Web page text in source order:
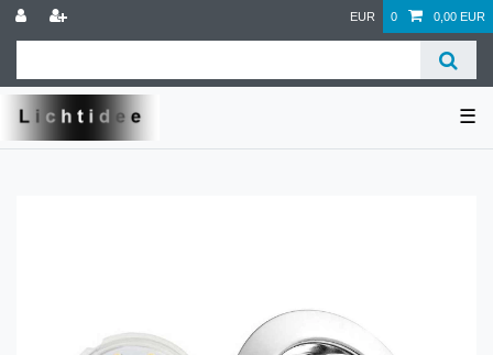
EUR 0 0,00 EUR
☰